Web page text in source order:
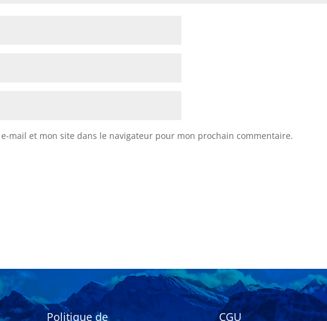
mail et mon site dans le navigateur pour mon prochain commentaire.
Politique de CGU